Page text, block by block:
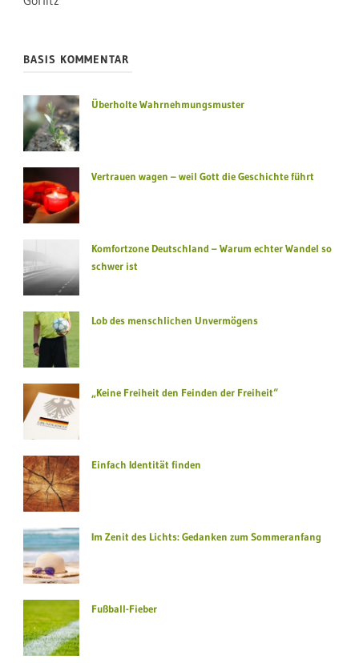
BASIS KOMMENTAR
Überholte Wahrnehmungsmuster
Vertrauen wagen – weil Gott die Geschichte führt
Komfortzone Deutschland – Warum echter Wandel so
schwer ist
Lob des menschlichen Unvermögens
„Keine Freiheit den Feinden der Freiheit“
Einfach Identität finden
Im Zenit des Lichts: Gedanken zum Sommeranfang
Fußball-Fieber